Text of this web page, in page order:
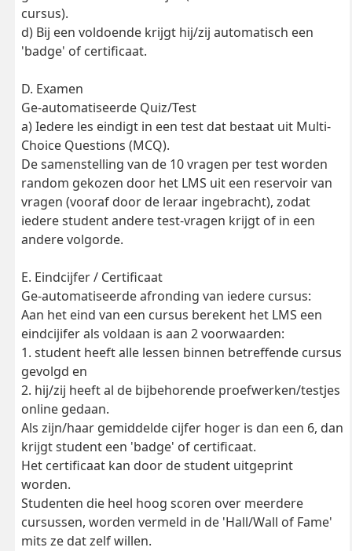
cursus).
d) Bij een voldoende krijgt hij/zij automatisch een
'badge' of certificaat.
D. Examen
Ge-automatiseerde Quiz/Test
a) Iedere les eindigt in een test dat bestaat uit Multi-
Choice Questions (MCQ).
De samenstelling van de 10 vragen per test worden
random gekozen door het LMS uit een reservoir van
vragen (vooraf door de leraar ingebracht), zodat
iedere student andere test-vragen krijgt of in een
andere volgorde.
E. Eindcijfer / Certificaat
Ge-automatiseerde afronding van iedere cursus:
Aan het eind van een cursus berekent het LMS een
eindcijifer als voldaan is aan 2 voorwaarden:
1. student heeft alle lessen binnen betreffende cursus
gevolgd en
2. hij/zij heeft al de bijbehorende proefwerken/testjes
online gedaan.
Als zijn/haar gemiddelde cijfer hoger is dan een 6, dan
krijgt student een 'badge' of certificaat.
Het certificaat kan door de student uitgeprint
worden.
Studenten die heel hoog scoren over meerdere
cursussen, worden vermeld in de 'Hall/Wall of Fame'
mits ze dat zelf willen.